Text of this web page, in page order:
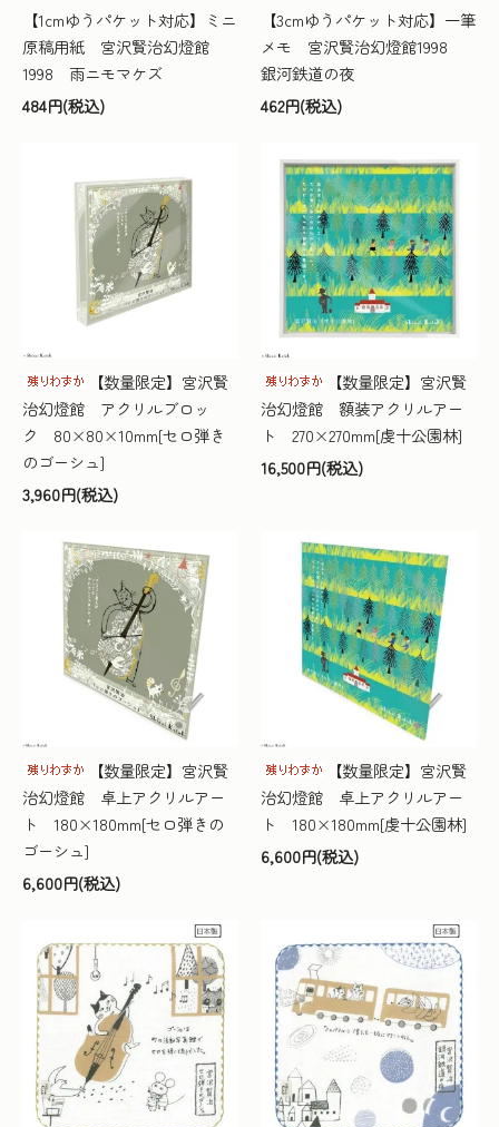
【1cmゆうパケット対応】ミニ
原稿用紙 宮沢賢治幻燈館
1998 雨ニモマケズ
484円(税込)
【3cmゆうパケット対応】一筆
メモ 宮沢賢治幻燈館1998
銀河鉄道の夜
462円(税込)
【数量限定】宮沢賢
治幻燈館 アクリルブロッ
ク 80×80×10mm[セロ弾き
のゴーシュ]
3,960円(税込)
【数量限定】宮沢賢
治幻燈館 額装アクリルアー
ト 270×270mm[虔十公園林]
16,500円(税込)
【数量限定】宮沢賢
治幻燈館 卓上アクリルアー
ト 180×180mm[セロ弾きの
ゴーシュ]
6,600円(税込)
【数量限定】宮沢賢
治幻燈館 卓上アクリルアー
ト 180×180mm[虔十公園林]
6,600円(税込)